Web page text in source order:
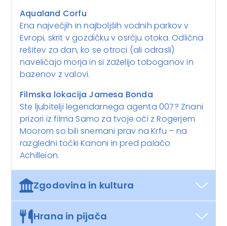
Aqualand Corfu
Ena največjih in najboljših vodnih parkov v
Evropi, skrit v gozdičku v osrčju otoka. Odlična
rešitev za dan, ko se otroci (ali odrasli)
naveličajo morja in si zaželijo toboganov in
bazenov z valovi.
Filmska lokacija Jamesa Bonda
Ste ljubitelji legendarnega agenta 007? Znani
prizori iz filma Samo za tvoje oči z Rogerjem
Moorom so bili snemani prav na Krfu – na
razgledni točki Kanoni in pred palačo
Achilleion.
Zgodovina in kultura
Hrana in pijača